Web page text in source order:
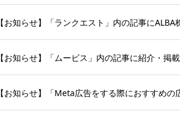
【お知らせ】「ランクエスト」内の記事に
【お知らせ】「ムービス」内の記事に紹介・掲
【お知らせ】「Meta広告をする際におすすめの